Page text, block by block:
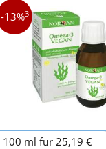
-13%3
100 ml für 25,19 €